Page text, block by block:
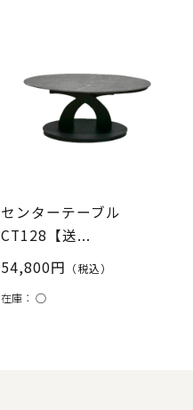
センターテーブル
CT128【送...
54,800円 （税込）
在庫：○